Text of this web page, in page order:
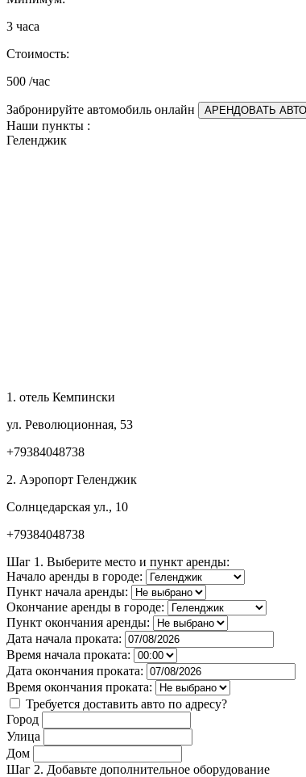
3 часа
Стоимость:
500 /час
Забронируйте автомобиль онлайн АРЕНДОВАТЬ
Наши пункты :
Геленджик
1. отель Кемпински
ул. Революционная, 53
+79384048738
2. Аэропорт Геленджик
Солнцедарская ул., 10
+79384048738
Шаг 1. Выберите место и пункт аренды:
Начало аренды в городе:
Пункт начала аренды:
Окончание аренды в городе:
Пункт окончания аренды:
Дата начала проката:
Время начала проката:
Дата окончания проката:
Время окончания проката:
Требуется доставить авто по адресу?
Город
Улица
Дом
Шаг 2. Добавьте дополнительное оборудование